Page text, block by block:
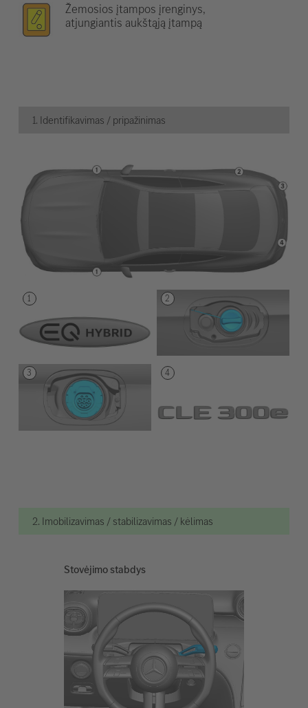
Žemosios įtampos įrenginys,
atjungiantis aukštąją įtampą
1. Identifikavimas / pripažinimas
2. Imobilizavimas / stabilizavimas / kėlimas
Stovėjimo stabdys